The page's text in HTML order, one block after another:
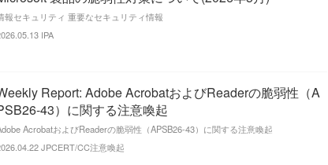
報セキュリティ 重要なセキュリティ情報
IPA
Report: Adobe AcrobatおよびReaderの脆弱性（A
43）に関する注意喚起
AcrobatおよびReaderの脆弱性（APSB26-43）に関する注意喚起
JPCERT/CC注意喚起